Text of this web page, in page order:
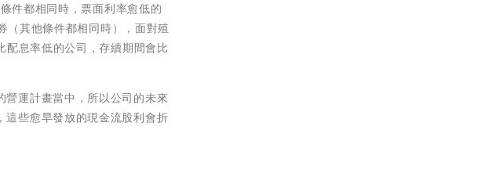
件都相同時，票面利率愈低的
（其他條件都相同時），面對殖
息率低的公司，存續期間會比
運計畫當中，所以公司的未來
這些愈早發放的現金流股利會折